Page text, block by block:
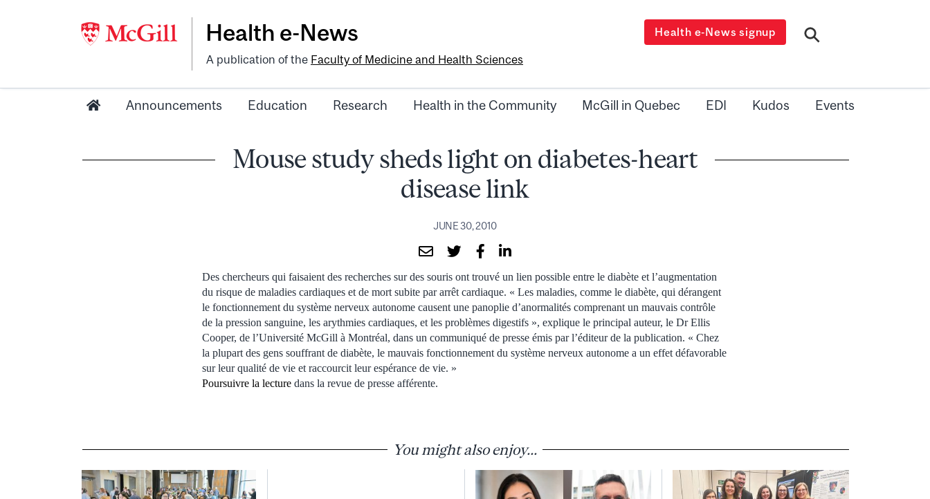
Health e-News
A publication of the Faculty of Medicine and Health Sciences
Health e-News signup
Announcements Education Research Health in the Community McGill in Quebec EDI Kudos Events
Mouse study sheds light on diabetes-heart
disease link
JUNE 30, 2010
Des chercheurs qui faisaient des recherches sur des souris ont trouvé un lien possible entre le diabète et l’augmentation
du risque de maladies cardiaques et de mort subite par arrêt cardiaque. « Les maladies, comme le diabète, qui dérangent
le fonctionnement du système nerveux autonome causent une panoplie d’anormalités comprenant un mauvais contrôle
de la pression sanguine, les arythmies cardiaques, et les problèmes digestifs », explique le principal auteur, le Dr Ellis
Cooper, de l’Université McGill à Montréal, dans un communiqué de presse émis par l’éditeur de la publication. « Chez
la plupart des gens souffrant de diabète, le mauvais fonctionnement du système nerveux autonome a un effet défavorable
sur leur qualité de vie et raccourcit leur espérance de vie. »
Poursuivre la lecture dans la revue de presse afférente.
You might also enjoy...